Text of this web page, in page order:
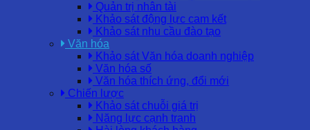
Quản trị nhân tài
Khảo sát động lực cam kết
Khảo sát nhu cầu đào tạo
Văn hóa
Khảo sát Văn hóa doanh nghiệp
Văn hóa số
Văn hóa thích ứng, đổi mới
Chiến lược
Khảo sát chuỗi giá trị
Năng lực cạnh tranh